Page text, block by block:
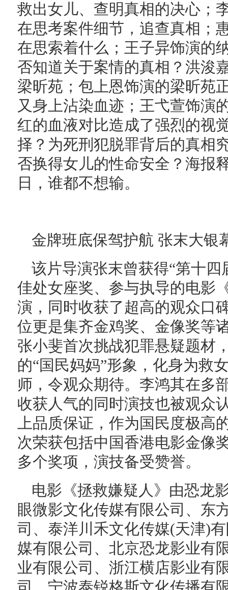
救出女儿、查明真相的决心；
在思考案件细节，追查真相；
在思索着什么；王子异饰演的
否知道关于案情的真相？洪浚
梁昕苑；包上恩饰演的梁昕苑
又身上沾染血迹；王弋萱饰演
红的血液对比造成了强烈的视
择？为死刑犯脱罪背后的真相
否换得女儿的性命安全？海报
日，谁都不想输。
金牌班底保驾护航 张末大银
该片导演张末曾获得“第十
佳处女座奖、参与执导的电影
演，同时收获了超高的观众口
位更是集齐金鸡奖、金像奖等
张小斐首次挑战犯罪悬疑题材
的“国民妈妈”形象，化身为救
师，令观众期待。李鸿其在多
收获人气的同时演技也被观众
上品质保证，作为国民度极高
次荣获包括中国香港电影金像
多个奖项，演技备受赞誉。
电影《拯救嫌疑人》由恐龙
眼微影文化传媒有限公司、东
司、泰洋川禾文化传媒(天津)
媒有限公司、北京恐龙影业有
业有限公司、浙江横店影业有